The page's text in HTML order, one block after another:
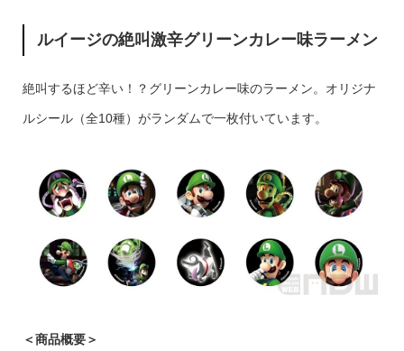
ルイージの絶叫激辛グリーンカレー味ラーメン
絶叫するほど辛い！？グリーンカレー味のラーメン。オリジナ
ルシール（全10種）がランダムで一枚付いています。
＜商品概要＞